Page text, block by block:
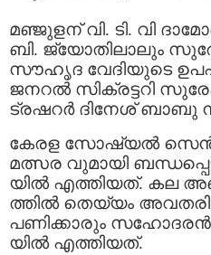
മഞ്ജുളന് വി. ടി. വി
ബി. ജ്യോതിലാലും
സൗഹൃദ വേദിയുടെ
ജനറല്‍ സിക്രട്ടറി
ട്രഷറര്‍ ദിനേശ് ബാബു
കേരള സോഷ്യല്‍
മത്സര വുമായി
യില്‍ എത്തിയത്. കല
ത്തില്‍ തെയ്യം
പണിക്കാരും
യില്‍ എത്തിയത്.